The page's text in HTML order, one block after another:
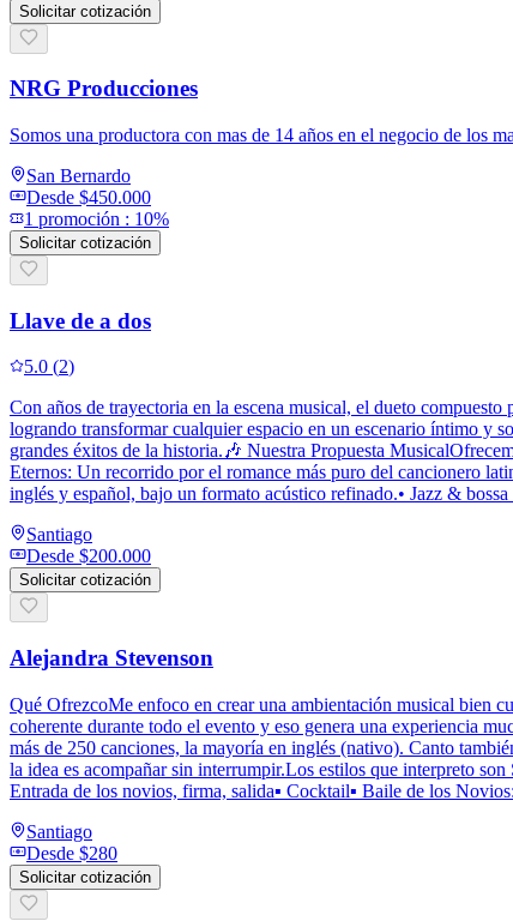
Solicitar cotización
NRG Producciones
Somos una productora con mas de 14 años en el negocio de los
San Bernardo
Desde $450.000
1 promoción : 10%
Solicitar cotización
Llave de a dos
5.0 (2)
Con años de trayectoria en la escena musical, el dueto
logrando transformar cualquier espacio en un escenario íntimo y
grandes éxitos de la historia.🎶 Nuestra Propuesta
Eternos: Un recorrido por el romance más puro del cancionero
inglés y español, bajo un formato acústico refinado.• Jazz &
Santiago
Desde $200.000
Solicitar cotización
Alejandra Stevenson
Qué OfrezcoMe enfoco en crear una ambientación musical bien
coherente durante todo el evento y eso genera una experiencia
más de 250 canciones, la mayoría en inglés (nativo). Canto
la idea es acompañar sin interrumpir.Los estilos que interpreto
Entrada de los novios, firma, salida▪️ Cocktail▪️ Baile de los
Santiago
Desde $280
Solicitar cotización